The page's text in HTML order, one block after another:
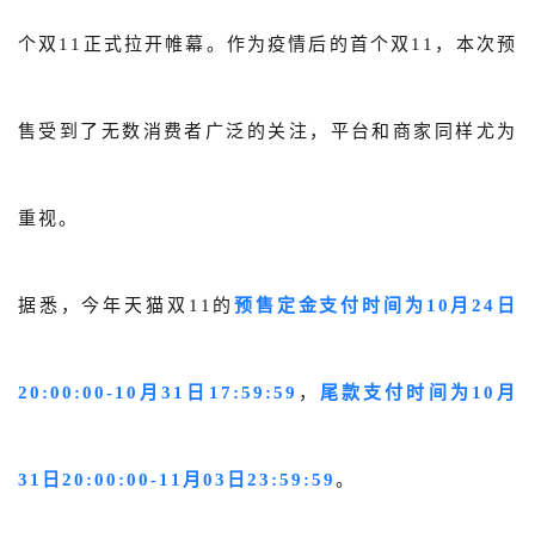
资源中心
关于我们
合作伙伴计划
个双11正式拉开帷幕。作为疫情后的首个双11，本次预
售受到了无数消费者广泛的关注，平台和商家同样尤为
重视。
据悉，今年天猫双11的预售定金支付时间为10月24日
20:00:00-10月31日17:59:59 ， 尾款支付时间为10月
31日20:00:00-11月03日23:59:59。